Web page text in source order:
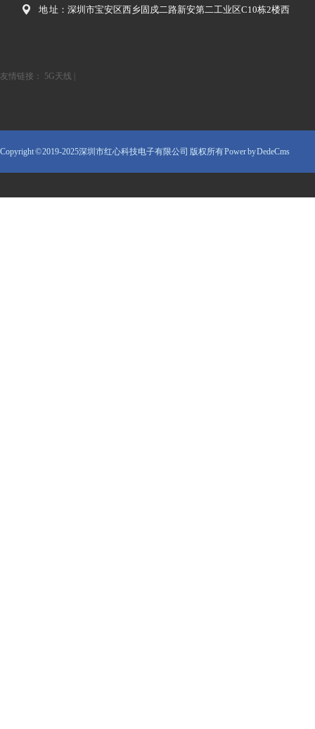
地 址：深圳市宝安区西乡固戍二路新安第二工业区C10栋2楼西
友情链接： 5G天线
Copyright © 2019-2025深圳市红心科技电子有限公司 版权所有Power by DedeCms